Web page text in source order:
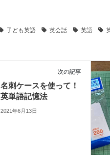
子ども英語 英会話 英語
次の記事
名刺ケースを使って！
英単語記憶法
2021年6月13日